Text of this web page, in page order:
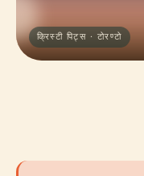
क्रिस्टी पिट्स · टोरण्टो